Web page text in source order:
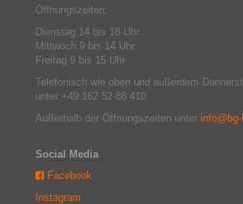
Öffnungszeiten:
Dienstag 14 bis 18 Uhr
Mittwoch 9 bis 14 Uhr
Freitag 9 bis 15 Uhr
Telefonisch wie oben und außerdem
unter +49 162 52 88 410
Außerhalb der Öffnungszeiten unter
Social Media
Facebook
Instagram